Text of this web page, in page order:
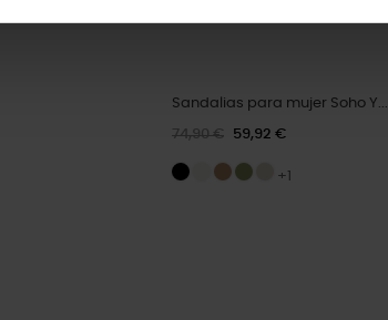
Sandalias para mujer Soho Y...
74,90 € 59,92 €
+1